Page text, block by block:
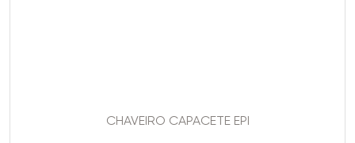
CHAVEIRO CAPACETE EPI